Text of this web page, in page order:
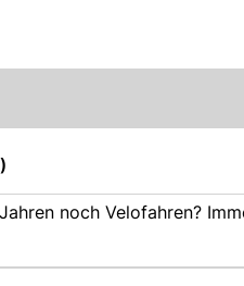
noch Velofahren?